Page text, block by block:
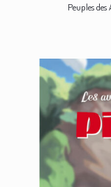
Peuples